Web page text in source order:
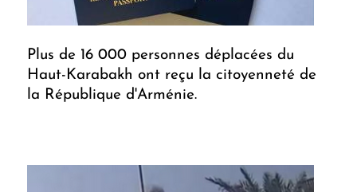
Plus de 16 000 personnes déplacées du
Haut-Karabakh ont reçu la citoyenneté de
la République d'Arménie.